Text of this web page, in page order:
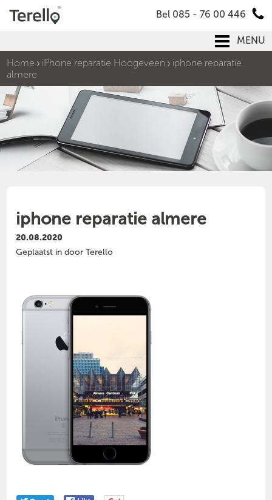
Bel 085 - 76 00 446
MENU
Home
iPhone reparatie Hoogeveen
iphone reparatie
almere
iphone reparatie almere
20.08.2020
Geplaatst in door Terello